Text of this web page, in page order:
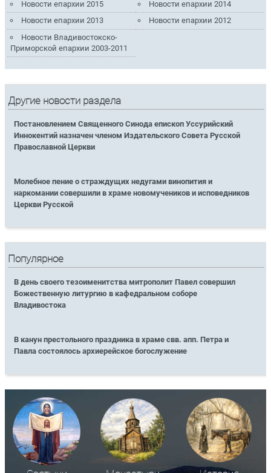
Новости епархии 2015
Новости епархии 2014
Новости епархии 2013
Новости епархии 2012
Новости Владивостокско-
Приморской епархии 2003-2011
Другие новости раздела
Постановлением Священного Синода епископ Уссурийский
Иннокентий назначен членом Издательского Совета Русской
Православной Церкви
Молебное пение о страждущих недугами винопития и
наркомании совершили в храме новомучеников и исповедников
Церкви Русской
Популярное
В день своего тезоименитства митрополит Павел совершил
Божественную литургию в кафедральном соборе
Владивостока
В канун престольного праздника в храме свв. апп. Петра и
Павла состоялось архиерейское богослужение